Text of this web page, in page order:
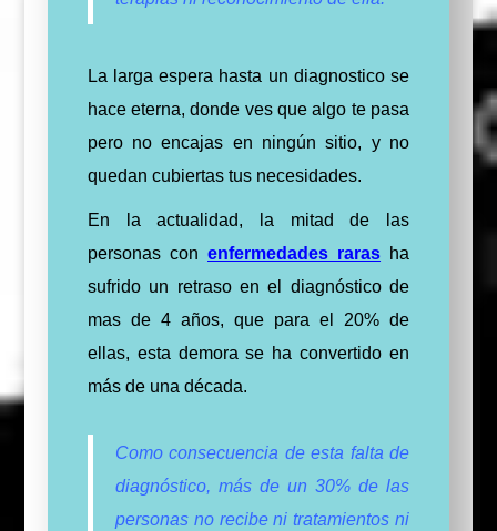
La larga espera hasta un diagnostico se
hace eterna, donde ves que algo te pasa
pero no encajas en ningún sitio, y no
quedan cubiertas tus necesidades.
En la actualidad, la mitad de las
personas con enfermedades raras ha
sufrido un retraso en el diagnóstico de
mas de 4 años, que para el 20% de
ellas, esta demora se ha convertido en
más de una década.
Como consecuencia de esta falta de
diagnóstico, más de un 30% de las
personas no recibe ni tratamientos ni